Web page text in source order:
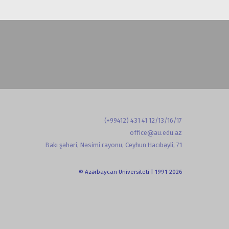
(+99412) 431 41 12/13/16/17
office@au.edu.az
Bakı şəhəri, Nəsimi rayonu, Ceyhun Hacıbəyli, 71
© Azərbaycan Universiteti | 1991-2026